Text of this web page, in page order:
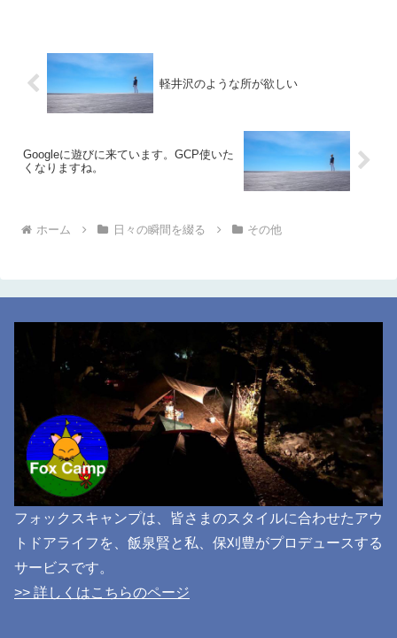
軽井沢のような所が欲しい
Googleに遊びに来ています。GCP使いた
くなりますね。
ホーム 日々の瞬間を綴る その他
フォックスキャンプは、皆さまのスタイルに合わせたアウ
トドアライフを、飯泉賢と私、保刈豊がプロデュースする
サービスです。
>> 詳しくはこちらのページ